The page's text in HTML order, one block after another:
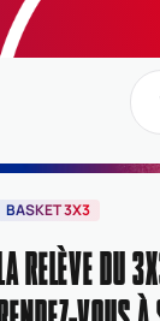
BASKET 3X3
LA RELÈVE DU